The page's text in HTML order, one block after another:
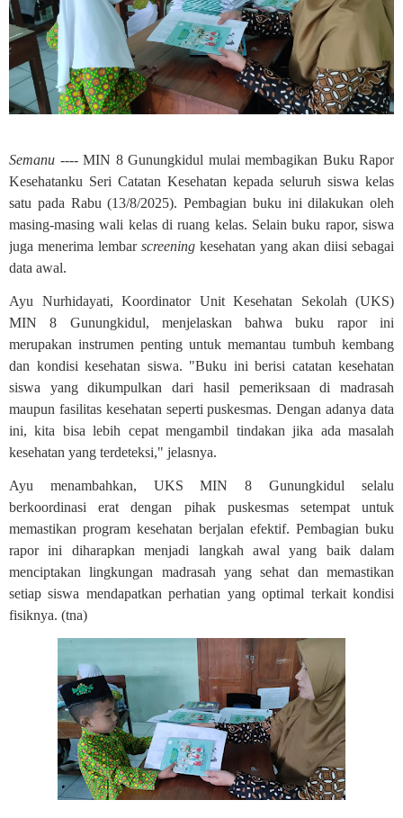
Semanu ---- MIN 8 Gunungkidul mulai membagikan Buku Rapor
Kesehatanku Seri Catatan Kesehatan kepada seluruh siswa kelas
satu pada Rabu (13/8/2025). Pembagian buku ini dilakukan oleh
masing-masing wali kelas di ruang kelas. Selain buku rapor, siswa
juga menerima lembar screening kesehatan yang akan diisi sebagai
data awal.
Ayu Nurhidayati, Koordinator Unit Kesehatan Sekolah (UKS)
MIN 8 Gunungkidul, menjelaskan bahwa buku rapor ini
merupakan instrumen penting untuk memantau tumbuh kembang
dan kondisi kesehatan siswa. "Buku ini berisi catatan kesehatan
siswa yang dikumpulkan dari hasil pemeriksaan di madrasah
maupun fasilitas kesehatan seperti puskesmas. Dengan adanya data
ini, kita bisa lebih cepat mengambil tindakan jika ada masalah
kesehatan yang terdeteksi," jelasnya.
Ayu menambahkan, UKS MIN 8 Gunungkidul selalu
berkoordinasi erat dengan pihak puskesmas setempat untuk
memastikan program kesehatan berjalan efektif. Pembagian buku
rapor ini diharapkan menjadi langkah awal yang baik dalam
menciptakan lingkungan madrasah yang sehat dan memastikan
setiap siswa mendapatkan perhatian yang optimal terkait kondisi
fisiknya. (tna)